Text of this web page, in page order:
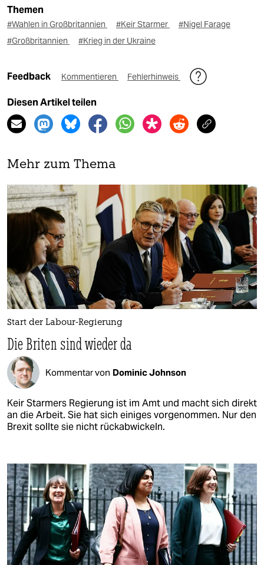
Themen
#Wahlen in Großbritannien #Keir Starmer
#Nigel Farage
#Großbritannien
#Krieg in der Ukraine
Feedback Kommentieren Fehlerhinweis
Diesen Artikel teilen
Mehr zum Thema
Start der Labour-Regierung
Die Briten sind wieder da
Kommentar von Dominic Johnson
Keir Starmers Regierung ist im Amt und macht sich direkt
an die Arbeit. Sie hat sich einiges vorgenommen. Nur den
Brexit sollte sie nicht rückabwickeln.